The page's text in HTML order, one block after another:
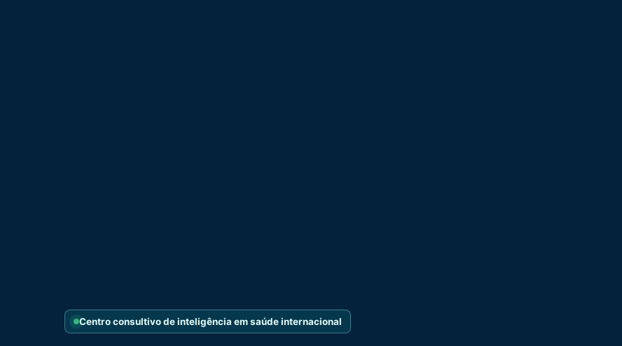
Centro consultivo de inteligência em saúde internacional